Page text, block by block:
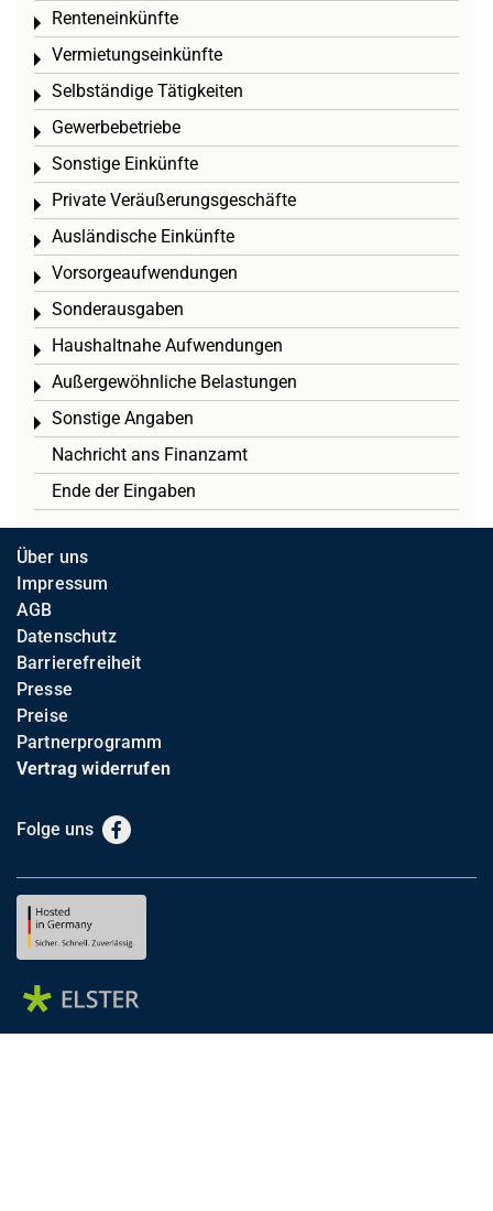
Renteneinkünfte
Toggle menu
Vermietungseinkünfte
Toggle menu
Selbständige Tätigkeiten
Toggle menu
Gewerbebetriebe
Toggle menu
Sonstige Einkünfte
Toggle menu
Private Veräußerungsgeschäfte
Toggle menu
Ausländische Einkünfte
Toggle menu
Vorsorgeaufwendungen
Toggle menu
Sonderausgaben
Toggle menu
Haushaltnahe Aufwendungen
Toggle menu
Außergewöhnliche Belastungen
Toggle menu
Sonstige Angaben
Toggle menu
Nachricht ans Finanzamt
Ende der Eingaben
Über uns
Impressum
AGB
Datenschutz
Barrierefreiheit
Presse
Preise
Partnerprogramm
Vertrag widerrufen
Folge uns Facebook